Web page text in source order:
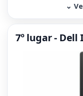
⌄
7º lugar - Dell